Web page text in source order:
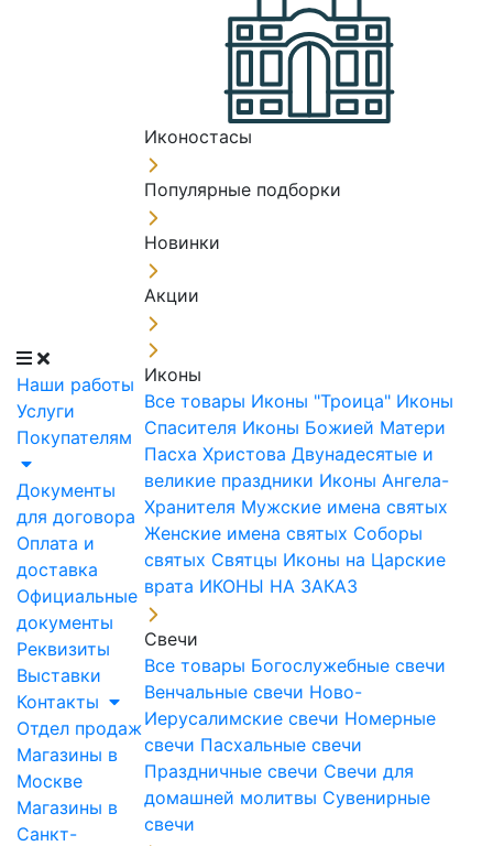
Наши работы
Услуги
Покупателям
Документы
для договора
Оплата и
доставка
Официальные
документы
Реквизиты
Выставки
Контакты
Отдел продаж
Магазины в
Москве
Магазины в
Санкт-
Иконостасы
Популярные подборки
Новинки
Акции
Иконы
Все товары Иконы "Троица" Иконы
Спасителя Иконы Божией Матери
Пасха Христова Двунадесятые и
великие праздники Иконы Ангела-
Хранителя Мужские имена святых
Женские имена святых Соборы
святых Святцы Иконы на Царские
врата ИКОНЫ НА ЗАКАЗ
Свечи
Все товары Богослужебные свечи
Венчальные свечи Ново-
Иерусалимские свечи Номерные
свечи Пасхальные свечи
Праздничные свечи Свечи для
домашней молитвы Сувенирные
свечи